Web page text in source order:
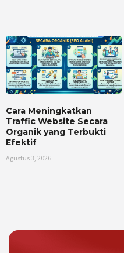
Cara Meningkatkan
Traffic Website Secara
Organik yang Terbukti
Efektif
Agustus 3, 2026